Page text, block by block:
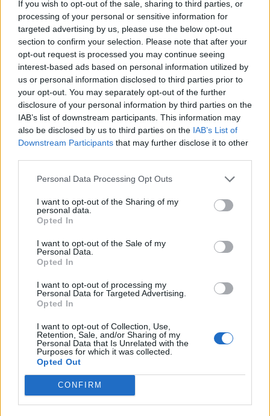
If you wish to opt-out of the sale, sharing to third parties, or
processing of your personal or sensitive information for
targeted advertising by us, please use the below opt-out
section to confirm your selection. Please note that after your
opt-out request is processed you may continue seeing
interest-based ads based on personal information utilized by
us or personal information disclosed to third parties prior to
your opt-out. You may separately opt-out of the further
disclosure of your personal information by third parties on the
IAB’s list of downstream participants. This information may
also be disclosed by us to third parties on the IAB’s List of
Downstream Participants that may further disclose it to other
Personal Data Processing Opt Outs
I want to opt-out of the Sharing of my
personal data.
Opted In
I want to opt-out of the Sale of my
Personal Data.
Opted In
I want to opt-out of processing my
Personal Data for Targeted Advertising.
Opted In
I want to opt-out of Collection, Use,
Retention, Sale, and/or Sharing of my
Personal Data that Is Unrelated with the
Purposes for which it was collected.
Opted Out
CONFIRM
ízlés szerint 2-3 cent rum
A tetejére:
tejszínhab
1.
Először megsütjük a piskótákat, majd
elkészítjük a vaníliapudingot. A négy
tojásfehérjét habbá verjük és a kihűlt
vaníliapudingba óvatosan
beleforgatjuk.